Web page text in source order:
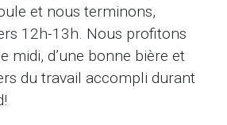
et nous terminons,
12h-13h. Nous profitons
midi, d’une bonne bière et
du travail accompli durant